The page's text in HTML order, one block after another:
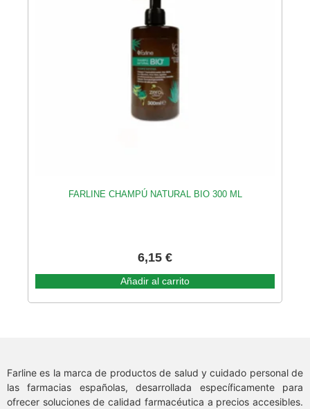
FARLINE CHAMPÚ NATURAL BIO 300 ML
6,15 €
Añadir al carrito
Farline es la marca de productos de salud y cuidado personal de
las farmacias españolas, desarrollada específicamente para
ofrecer soluciones de calidad farmacéutica a precios accesibles.